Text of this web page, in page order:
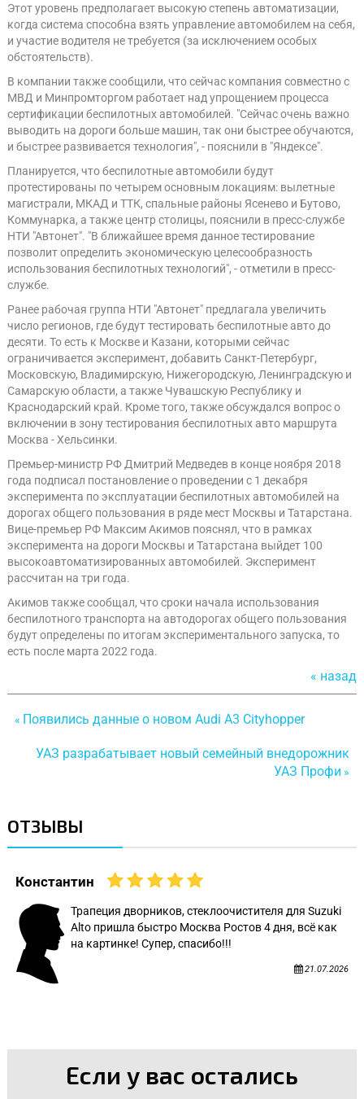
Этот уровень предполагает высокую степень автоматизации,
когда система способна взять управление автомобилем на себя,
и участие водителя не требуется (за исключением особых
обстоятельств).
В компании также сообщили, что сейчас компания совместно с
МВД и Минпромторгом работает над упрощением процесса
сертификации беспилотных автомобилей. "Сейчас очень важно
выводить на дороги больше машин, так они быстрее обучаются,
и быстрее развивается технология", - пояснили в "Яндексе".
Планируется, что беспилотные автомобили будут
протестированы по четырем основным локациям: вылетные
магистрали, МКАД и ТТК, спальные районы Ясенево и Бутово,
Коммунарка, а также центр столицы, пояснили в пресс-службе
НТИ "Автонет". "В ближайшее время данное тестирование
позволит определить экономическую целесообразность
использования беспилотных технологий", - отметили в пресс-
службе.
Ранее рабочая группа НТИ "Автонет" предлагала увеличить
число регионов, где будут тестировать беспилотные авто до
десяти. То есть к Москве и Казани, которыми сейчас
ограничивается эксперимент, добавить Санкт-Петербург,
Московскую, Владимирскую, Нижегородскую, Ленинградскую и
Самарскую области, а также Чувашскую Республику и
Краснодарский край. Кроме того, также обсуждался вопрос о
включении в зону тестирования беспилотных авто маршрута
Москва - Хельсинки.
Премьер-министр РФ Дмитрий Медведев в конце ноября 2018
года подписал постановление о проведении с 1 декабря
эксперимента по эксплуатации беспилотных автомобилей на
дорогах общего пользования в ряде мест Москвы и Татарстана.
Вице-премьер РФ Максим Акимов пояснял, что в рамках
эксперимента на дороги Москвы и Татарстана выйдет 100
высокоавтоматизированных автомобилей. Эксперимент
рассчитан на три года.
Акимов также сообщал, что сроки начала использования
беспилотного транспорта на автодорогах общего пользования
будут определены по итогам экспериментального запуска, то
есть после марта 2022 года.
« назад
« Появились данные о новом Audi A3 Cityhopper
УАЗ разрабатывает новый семейный внедорожник
УАЗ Профи »
ОТЗЫВЫ
Константин
Трапеция дворников, стеклоочистителя для Suzuki
Alto пришла быстро Москва Ростов 4 дня, всё как
на картинке! Супер, спасибо!!!
21.07.2026
Если у вас остались